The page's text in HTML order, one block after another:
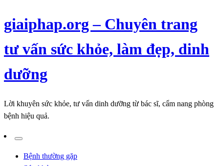
giaiphap.org – Chuyên trang
tư vấn sức khỏe, làm đẹp, dinh
dưỡng
Lời khuyên sức khỏe, tư vấn dinh dưỡng từ bác sĩ, cẩm nang phòng
bệnh hiệu quả.
Bệnh thường gặp